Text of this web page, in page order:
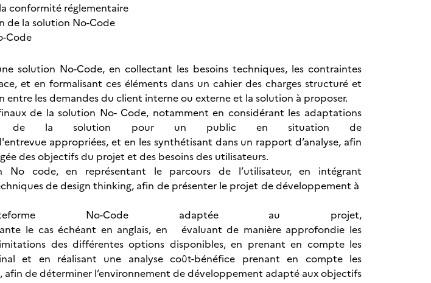
conformité réglementaire
de la solution No-Code
Code
solution No-Code, en collectant les besoins techniques, les contraintes
et en formalisant ces éléments dans un cahier des charges structuré et
les demandes du client interne ou externe et la solution à proposer.
de la solution No- Code, notamment en considérant les adaptations
de la solution pour un public en situation de
appropriées, et en les synthétisant dans un rapport d’analyse, afin
des objectifs du projet et des besoins des utilisateurs.
code, en représentant le parcours de l’utilisateur, en intégrant
de design thinking, afin de présenter le projet de développement à
No-Code adaptée au projet,
le cas échéant en anglais, en évaluant de manière approfondie les
des différentes options disponibles, en prenant en compte les
et en réalisant une analyse coût-bénéfice prenant en compte les
de déterminer l’environnement de développement adapté aux objectifs